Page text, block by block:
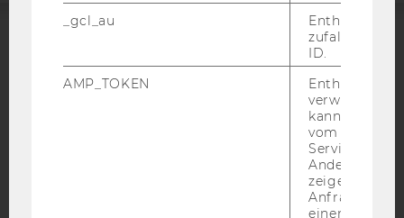
EQUIS
_gcl_au
Enthält eine
ID.
AMP_TOKEN
Enthält ein
verwendet
kann, um
vom AMP-
Service
Andere
zeigen Opt-
Anfrage im
einen Fehler